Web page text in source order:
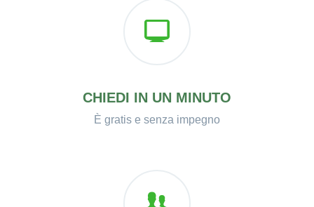
CHIEDI IN UN MINUTO
È gratis e senza impegno